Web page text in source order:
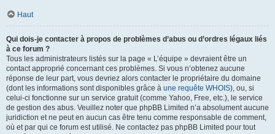
Haut
Qui dois-je contacter à propos de problèmes d’abus ou d’ordres légaux liés
à ce forum ?
Tous les administrateurs listés sur la page « L’équipe » devraient être un
contact approprié concernant ces problèmes. Si vous n’obtenez aucune
réponse de leur part, vous devriez alors contacter le propriétaire du domaine
(dont les informations sont disponibles grâce à une requête WHOIS), ou, si
celui-ci fonctionne sur un service gratuit (comme Yahoo, Free, etc.), le service
de gestion des abus. Veuillez noter que phpBB Limited n’a absolument aucune
juridiction et ne peut en aucun cas être tenu comme responsable de comment,
où et par qui ce forum est utilisé. Ne contactez pas phpBB Limited pour tout